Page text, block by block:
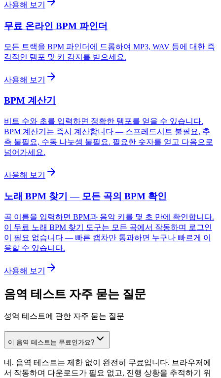
사용해 보기
무료 온라인 BPM 파인더
모든 트랙을 BPM 파인더에 드롭하여 MP3, WAV 등에 대한 즉
각적인 템포 및 키 감지를 받으세요.
사용해 보기
BPM 계산기
비트 수와 초를 입력하면 정확한 템포를 얻을 수 있습니다.
BPM 계산기는 즉시 계산합니다 — 스프레드시트 불필요, 추
측 불필요, 수동 나눗셈 불필요. 필요한 숫자를 얻고 다음으로
넘어가세요.
사용해 보기
노래 BPM 찾기 — 모든 곡의 BPM 확인
곡 이름을 입력하면 BPM과 음악 키를 몇 초 만에 확인합니다.
이 무료 노래 BPM 찾기 도구는 모든 곡에서 작동하며 로그인
이 필요 없습니다 — 빠른 캡차만 통과하면 누구나 빠르게 이
용할 수 있습니다.
사용해 보기
음역 테스트 자주 묻는 질문
성역 테스트에 관한 자주 묻는 질문
이 음역 테스트는 무료인가요?
네. 음역 테스트는 제한 없이 완전히 무료입니다. 브라우저에
서 작동하며 다운로드가 필요 없고, 진행 상황을 추적하기 위